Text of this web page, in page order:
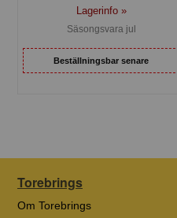
Lagerinfo »
Säsongsvara jul
Beställningsbar senare
Torebrings
Om Torebrings